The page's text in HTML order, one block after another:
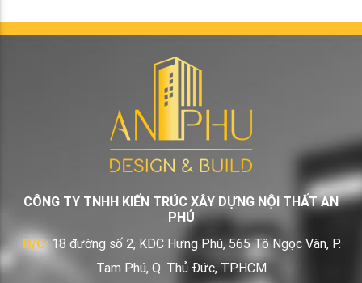
CÔNG TY TNHH KIẾN TRÚC XÂY DỰNG NỘI THẤT AN
PHÚ
Đ/C:18 đường số 2, KDC Hưng Phú, 565 Tô Ngọc Vân, P.
Tam Phú, Q. Thủ Đức, TP.HCM